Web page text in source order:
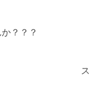
？？？